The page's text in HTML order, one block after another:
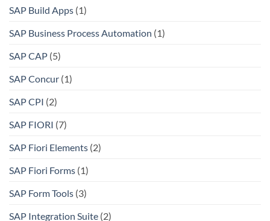
SAP Build Apps (1)
SAP Business Process Automation (1)
SAP CAP (5)
SAP Concur (1)
SAP CPI (2)
SAP FIORI (7)
SAP Fiori Elements (2)
SAP Fiori Forms (1)
SAP Form Tools (3)
SAP Integration Suite (2)